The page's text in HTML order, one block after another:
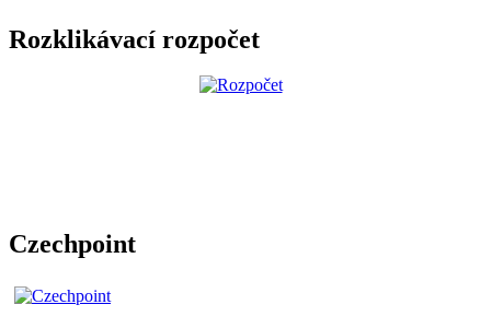
Rozklikávací rozpočet
Czechpoint